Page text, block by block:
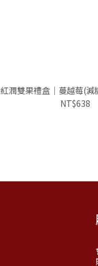
紅潤雙果禮盒｜蔓越莓(
NT$638